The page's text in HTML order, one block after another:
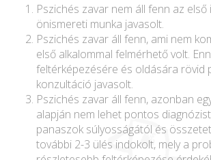
Pszichés zavar nem áll fenn az
önismereti munka javasolt.
Pszichés zavar áll fenn, ami nem
első alkalommal felmérhető volt.
feltérképezésére és oldására rövid
konzultáció javasolt.
Pszichés zavar áll fenn, azonban
alapján nem lehet pontos
panaszok súlyosságától és
további 2-3 ülés indokolt, mely a